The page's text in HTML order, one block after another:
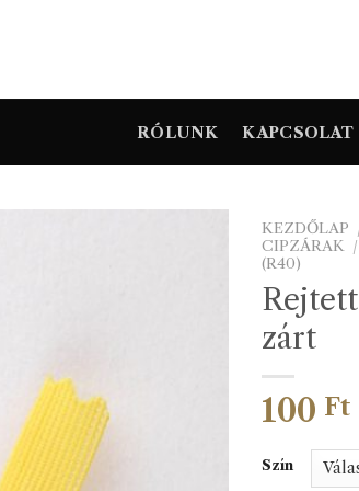
RÓLUNK KAPCSOLAT
KEZDŐLAP
CIPZÁRAK /
(R40)
zárt
100 Ft
Szín